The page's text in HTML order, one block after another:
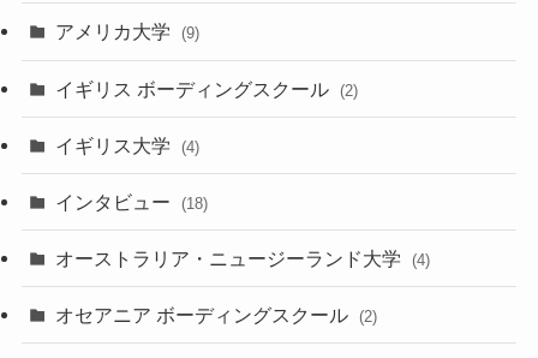
アメリカ大学 (9)
イギリス ボーディングスクール (2)
イギリス大学 (4)
インタビュー (18)
オーストラリア・ニュージーランド大学 (4)
オセアニア ボーディングスクール (2)